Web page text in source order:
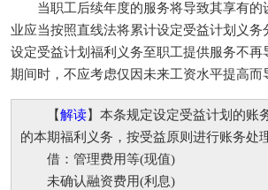
当职工后续年度的服务将导致其享有的
业应当按照直线法将累计设定受益计划义
设定受益计划福利义务至职工提供服务不
期间时，不应考虑仅因未来工资水平提高
【解读】本条规定设定受益计划的账
的本期福利义务，按受益原则进行账务处
借：管理费用等(现值)
未确认融资费用(利息)